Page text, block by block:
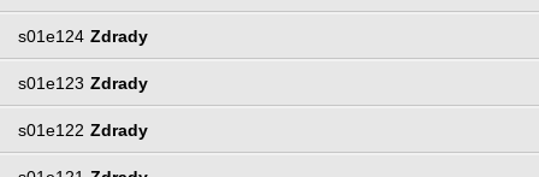
s01e124 Zdrady
s01e123 Zdrady
s01e122 Zdrady